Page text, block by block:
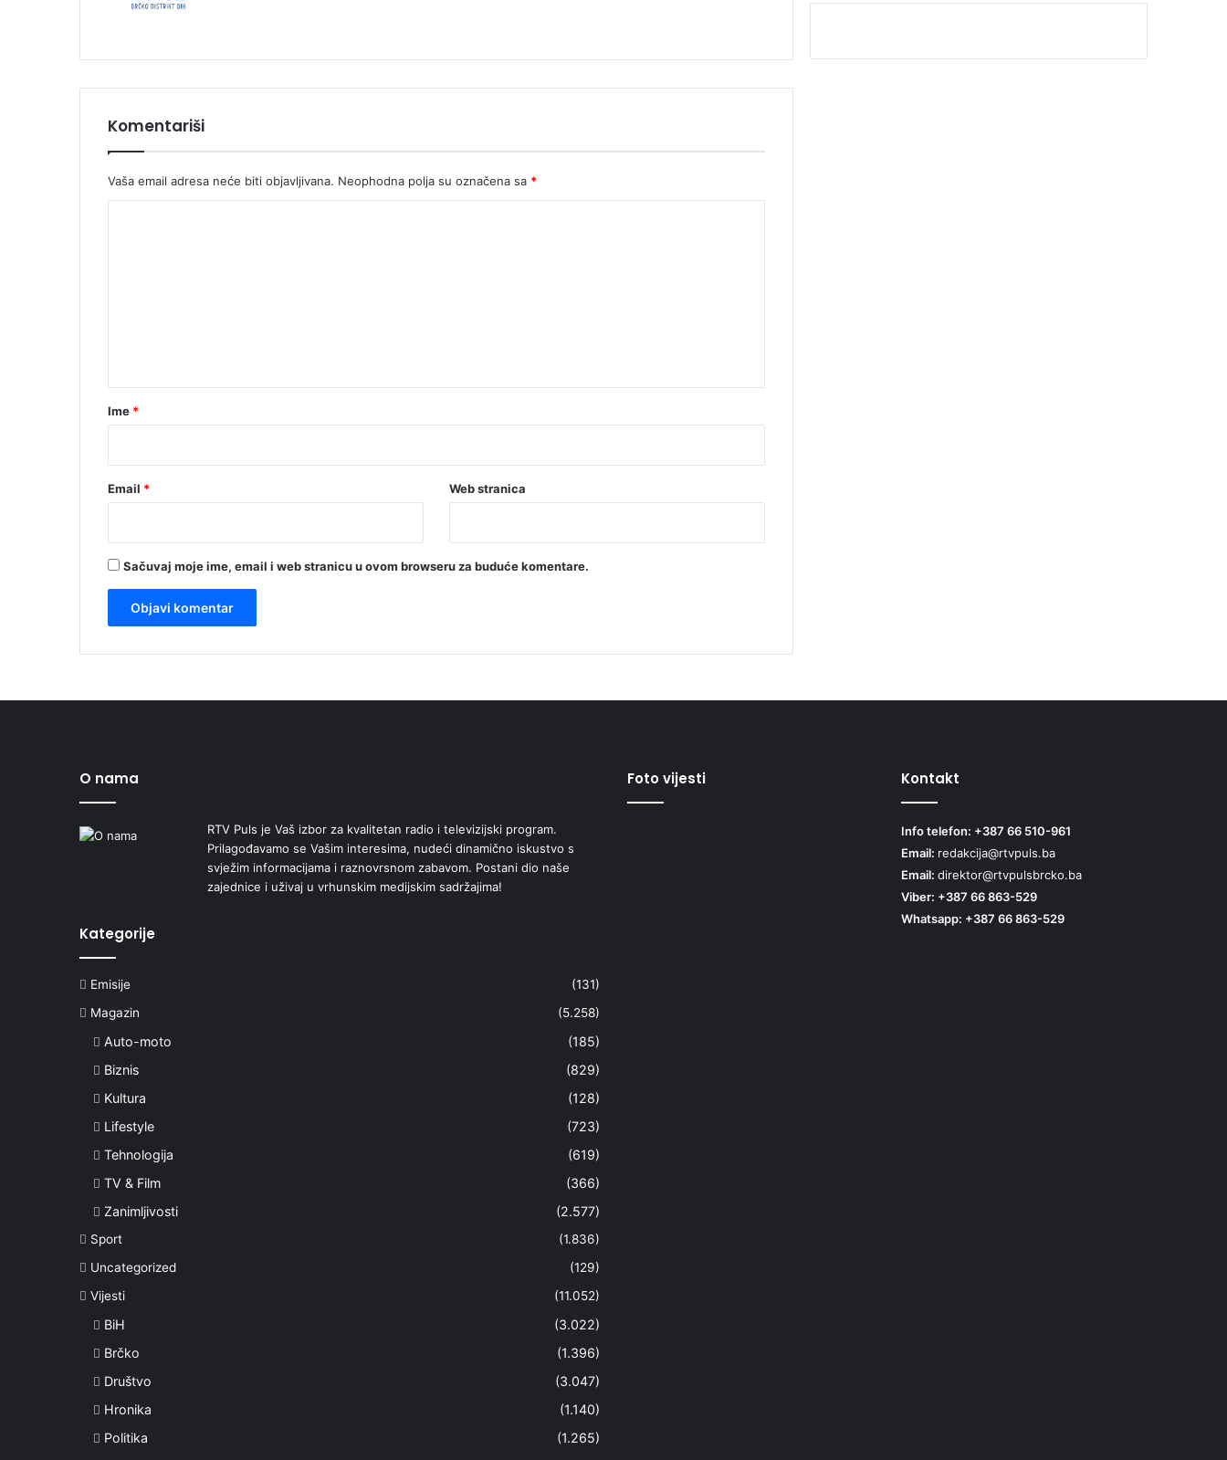
Komentariši
Vaša email adresa neće biti objavljivana. Neophodna polja su označena sa *
r
Ime *
Email * Web stranica
Sačuvaj moje ime, email i web stranicu u ovom browseru za buduće komentare.
O nama
RTV Puls je Vaš izbor za kvalitetan radio i televizijski program.
Prilagođavamo se Vašim interesima, nudeći dinamično iskustvo s
svježim informacijama i raznovrsnom zabavom. Postani dio naše
zajednice i uživaj u vrhunskim medijskim sadržajima!
Kategorije
Emisije
(131)
Magazin
(5.258)
Auto-moto
(185)
Biznis
(829)
Kultura
(128)
Lifestyle
(723)
Tehnologija
(619)
TV & Film
(366)
Zanimljivosti
(2.577)
Sport
(1.836)
Uncategorized
(129)
Vijesti
(11.052)
BiH
(3.022)
Brčko
(1.396)
Društvo
(3.047)
Hronika
(1.140)
Politika
(1.265)
Foto vijesti Kontakt
Info telefon: +387 66 510-961
Email: redakcija@rtvpuls.ba
Email: direktor@rtvpulsbrcko.ba
Viber: +387 66 863-529
Whatsapp: +387 66 863-529